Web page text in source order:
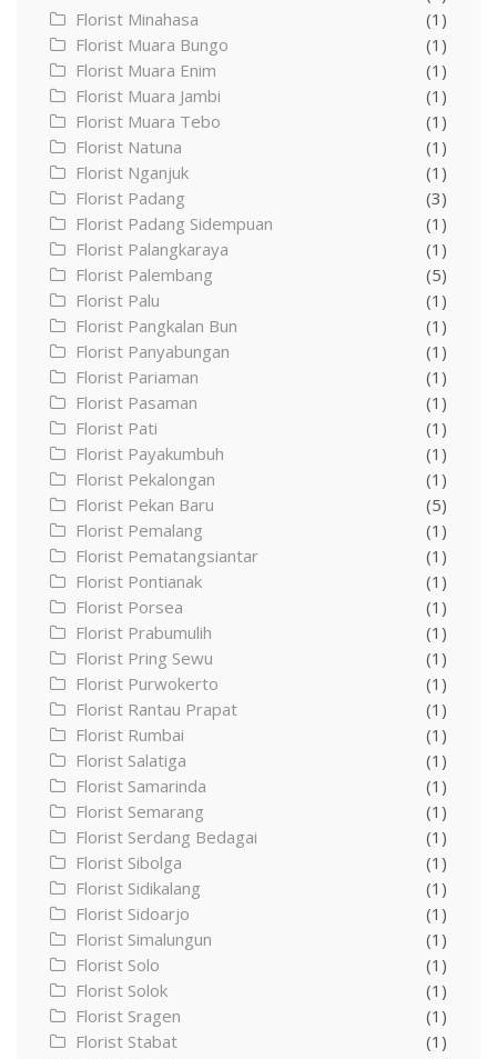
Florist Minahasa
(1)
Florist Muara Bungo
(1)
Florist Muara Enim
(1)
Florist Muara Jambi
(1)
Florist Muara Tebo
(1)
Florist Natuna
(1)
Florist Nganjuk
(1)
Florist Padang
(3)
Florist Padang Sidempuan
(1)
Florist Palangkaraya
(1)
Florist Palembang
(5)
Florist Palu
(1)
Florist Pangkalan Bun
(1)
Florist Panyabungan
(1)
Florist Pariaman
(1)
Florist Pasaman
(1)
Florist Pati
(1)
Florist Payakumbuh
(1)
Florist Pekalongan
(1)
Florist Pekan Baru
(5)
Florist Pemalang
(1)
Florist Pematangsiantar
(1)
Florist Pontianak
(1)
Florist Porsea
(1)
Florist Prabumulih
(1)
Florist Pring Sewu
(1)
Florist Purwokerto
(1)
Florist Rantau Prapat
(1)
Florist Rumbai
(1)
Florist Salatiga
(1)
Florist Samarinda
(1)
Florist Semarang
(1)
Florist Serdang Bedagai
(1)
Florist Sibolga
(1)
Florist Sidikalang
(1)
Florist Sidoarjo
(1)
Florist Simalungun
(1)
Florist Solo
(1)
Florist Solok
(1)
Florist Sragen
(1)
Florist Stabat
(1)